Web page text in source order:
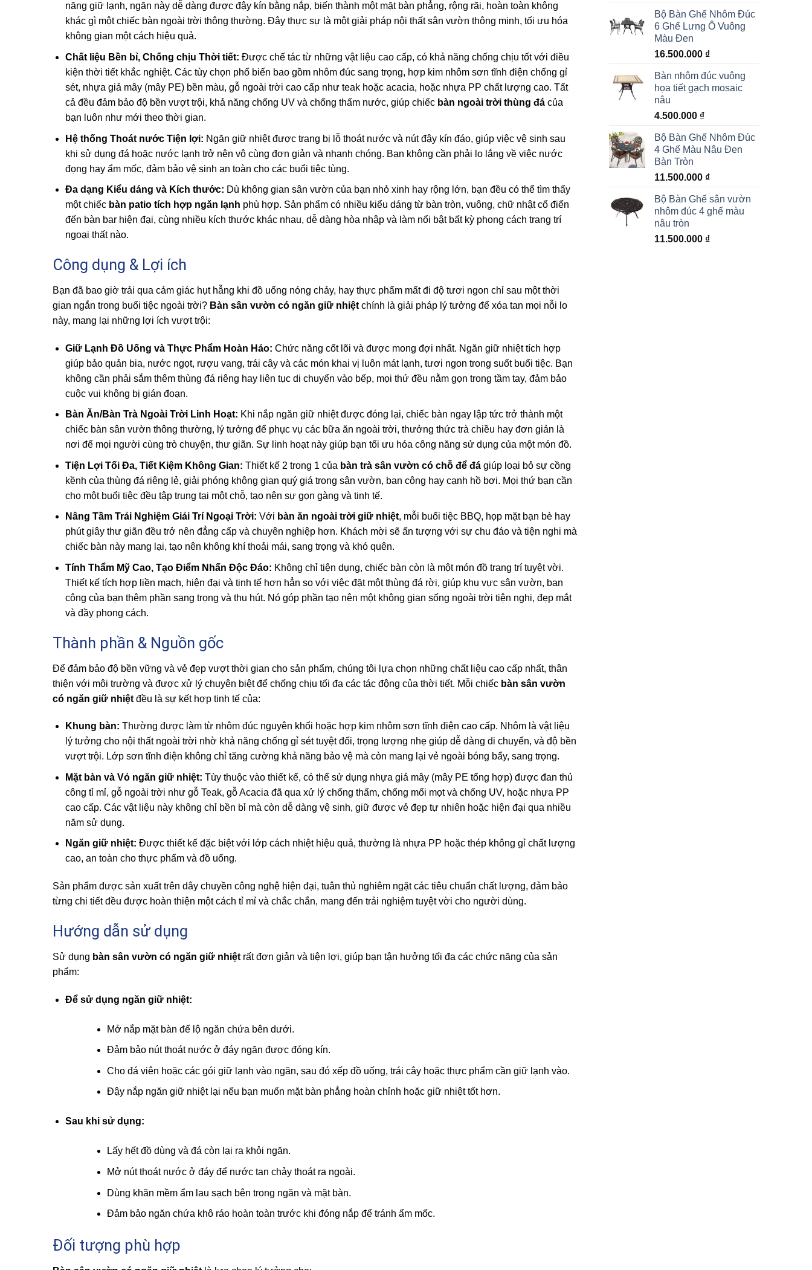
năng giữ lạnh, ngăn này dễ dàng được đậy kín bằng nắp, biến thành một mặt bàn phẳng, rộng rãi, hoàn toàn không
khác gì một chiếc bàn ngoài trời thông thường. Đây thực sự là một giải pháp nội thất sân vườn thông minh, tối ưu hóa
không gian một cách hiệu quả.
Chất liệu Bền bỉ, Chống chịu Thời tiết: Được chế tác từ những vật liệu cao cấp, có khả năng chống chịu tốt với điều
kiện thời tiết khắc nghiệt. Các tùy chọn phổ biến bao gồm nhôm đúc sang trọng, hợp kim nhôm sơn tĩnh điện chống gỉ
sét, nhựa giả mây (mây PE) bền màu, gỗ ngoài trời cao cấp như teak hoặc acacia, hoặc nhựa PP chất lượng cao. Tất
cả đều đảm bảo độ bền vượt trội, khả năng chống UV và chống thấm nước, giúp chiếc bàn ngoài trời thùng đácủa
bạn luôn như mới theo thời gian.
Hệ thống Thoát nước Tiện lợi: Ngăn giữ nhiệt được trang bị lỗ thoát nước và nút đậy kín đáo, giúp việc vệ sinh sau
khi sử dụng đá hoặc nước lạnh trở nên vô cùng đơn giản và nhanh chóng. Bạn không cần phải lo lắng về việc nước
đọng hay ẩm mốc, đảm bảo vệ sinh an toàn cho các buổi tiệc tùng.
Đa dạng Kiểu dáng và Kích thước: Dù không gian sân vườn của bạn nhỏ xinh hay rộng lớn, bạn đều có thể tìm thấy
một chiếc bàn patio tích hợp ngăn lạnh phù hợp. Sản phẩm có nhiều kiểu dáng từ bàn tròn, vuông, chữ nhật cổ điển
đến bàn bar hiện đại, cùng nhiều kích thước khác nhau, dễ dàng hòa nhập và làm nổi bật bất kỳ phong cách trang trí
ngoại thất nào.
Công dụng & Lợi ích
Bạn đã bao giờ trải qua cảm giác hụt hẫng khi đồ uống nóng chảy, hay thực phẩm mất đi độ tươi ngon chỉ sau một thời
gian ngắn trong buổi tiệc ngoài trời? Bàn sân vườn có ngăn giữ nhiệt chính là giải pháp lý tưởng để xóa tan mọi nỗi lo
này, mang lại những lợi ích vượt trội:
Giữ Lạnh Đồ Uống và Thực Phẩm Hoàn Hảo: Chức năng cốt lõi và được mong đợi nhất. Ngăn giữ nhiệt tích hợp
giúp bảo quản bia, nước ngọt, rượu vang, trái cây và các món khai vị luôn mát lạnh, tươi ngon trong suốt buổi tiệc. Bạn
không cần phải sắm thêm thùng đá riêng hay liên tục di chuyển vào bếp, mọi thứ đều nằm gọn trong tầm tay, đảm bảo
cuộc vui không bị gián đoạn.
Bàn Ăn/Bàn Trà Ngoài Trời Linh Hoạt: Khi nắp ngăn giữ nhiệt được đóng lại, chiếc bàn ngay lập tức trở thành một
chiếc bàn sân vườn thông thường, lý tưởng để phục vụ các bữa ăn ngoài trời, thưởng thức trà chiều hay đơn giản là
nơi để mọi người cùng trò chuyện, thư giãn. Sự linh hoạt này giúp bạn tối ưu hóa công năng sử dụng của một món đồ.
Tiện Lợi Tối Đa, Tiết Kiệm Không Gian: Thiết kế 2 trong 1 của bàn trà sân vườn có chỗ để đágiúp loại bỏ sự cồng
kềnh của thùng đá riêng lẻ, giải phóng không gian quý giá trong sân vườn, ban công hay cạnh hồ bơi. Mọi thứ bạn cần
cho một buổi tiệc đều tập trung tại một chỗ, tạo nên sự gọn gàng và tinh tế.
Nâng Tầm Trải Nghiệm Giải Trí Ngoại Trời: Với bàn ăn ngoài trời giữ nhiệt, mỗi buổi tiệc BBQ, họp mặt bạn bè hay
phút giây thư giãn đều trở nên đẳng cấp và chuyên nghiệp hơn. Khách mời sẽ ấn tượng với sự chu đáo và tiện nghi mà
chiếc bàn này mang lại, tạo nên không khí thoải mái, sang trọng và khó quên.
Tính Thẩm Mỹ Cao, Tạo Điểm Nhấn Độc Đáo: Không chỉ tiện dụng, chiếc bàn còn là một món đồ trang trí tuyệt vời.
Thiết kế tích hợp liền mạch, hiện đại và tinh tế hơn hẳn so với việc đặt một thùng đá rời, giúp khu vực sân vườn, ban
công của bạn thêm phần sang trọng và thu hút. Nó góp phần tạo nên một không gian sống ngoài trời tiện nghi, đẹp mắt
và đầy phong cách.
Thành phần & Nguồn gốc
Để đảm bảo độ bền vững và vẻ đẹp vượt thời gian cho sản phẩm, chúng tôi lựa chọn những chất liệu cao cấp nhất, thân
thiện với môi trường và được xử lý chuyên biệt để chống chịu tối đa các tác động của thời tiết. Mỗi chiếc bàn sân vườn
có ngăn giữ nhiệt đều là sự kết hợp tinh tế của:
Khung bàn: Thường được làm từ nhôm đúc nguyên khối hoặc hợp kim nhôm sơn tĩnh điện cao cấp. Nhôm là vật liệu
lý tưởng cho nội thất ngoài trời nhờ khả năng chống gỉ sét tuyệt đối, trọng lượng nhẹ giúp dễ dàng di chuyển, và độ bền
vượt trội. Lớp sơn tĩnh điện không chỉ tăng cường khả năng bảo vệ mà còn mang lại vẻ ngoài bóng bẩy, sang trọng.
Mặt bàn và Vỏ ngăn giữ nhiệt: Tùy thuộc vào thiết kế, có thể sử dụng nhựa giả mây (mây PE tổng hợp) được đan thủ
công tỉ mỉ, gỗ ngoài trời như gỗ Teak, gỗ Acacia đã qua xử lý chống thấm, chống mối mọt và chống UV, hoặc nhựa PP
cao cấp. Các vật liệu này không chỉ bền bỉ mà còn dễ dàng vệ sinh, giữ được vẻ đẹp tự nhiên hoặc hiện đại qua nhiều
năm sử dụng.
Ngăn giữ nhiệt: Được thiết kế đặc biệt với lớp cách nhiệt hiệu quả, thường là nhựa PP hoặc thép không gỉ chất lượng
cao, an toàn cho thực phẩm và đồ uống.
Sản phẩm được sản xuất trên dây chuyền công nghệ hiện đại, tuân thủ nghiêm ngặt các tiêu chuẩn chất lượng, đảm bảo
từng chi tiết đều được hoàn thiện một cách tỉ mỉ và chắc chắn, mang đến trải nghiệm tuyệt vời cho người dùng.
Hướng dẫn sử dụng
Sử dụng bàn sân vườn có ngăn giữ nhiệt rất đơn giản và tiện lợi, giúp bạn tận hưởng tối đa các chức năng của sản
phẩm:
Để sử dụng ngăn giữ nhiệt:
Mở nắp mặt bàn để lộ ngăn chứa bên dưới.
Đảm bảo nút thoát nước ở đáy ngăn được đóng kín.
Cho đá viên hoặc các gói giữ lạnh vào ngăn, sau đó xếp đồ uống, trái cây hoặc thực phẩm cần giữ lạnh vào.
Đậy nắp ngăn giữ nhiệt lại nếu bạn muốn mặt bàn phẳng hoàn chỉnh hoặc giữ nhiệt tốt hơn.
Sau khi sử dụng:
Lấy hết đồ dùng và đá còn lại ra khỏi ngăn.
Mở nút thoát nước ở đáy để nước tan chảy thoát ra ngoài.
Dùng khăn mềm ẩm lau sạch bên trong ngăn và mặt bàn.
Đảm bảo ngăn chứa khô ráo hoàn toàn trước khi đóng nắp để tránh ẩm mốc.
Đối tượng phù hợp
Bộ Bàn Ghế Nhôm Đúc
6 Ghế Lưng Ô Vuông
Màu Đen
16.500.000 ₫
Bàn nhôm đúc vuông
họa tiết gạch mosaic
nâu
4.500.000 ₫
Bộ Bàn Ghế Nhôm Đúc
4 Ghế Màu Nâu Đen
Bàn Tròn
11.500.000 ₫
Bộ Bàn Ghế sân vườn
nhôm đúc 4 ghế màu
nâu tròn
11.500.000 ₫